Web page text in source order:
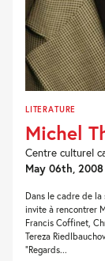
LITERATURE
Michel
Centre culturel
May 06th, 2008
Dans le cadre de
invite à rencontrer
Francis Coffinet,
Tereza
“Regards...